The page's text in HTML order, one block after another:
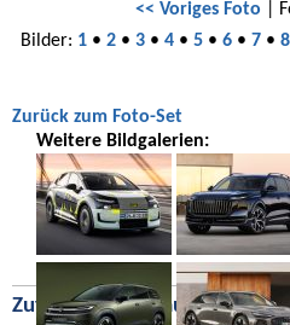
<< Voriges Foto |
Bilder: 1• 2• 3• 4• 5• 6• 7• 8
Zurück zum Foto-Set
Weitere Bildgalerien:
Zufällige Bilder aus unserer